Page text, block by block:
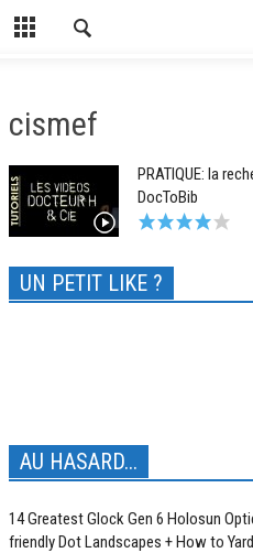
cismef
PRATIQUE: la
DocToBib
UN PETIT LIKE ?
AU HASARD...
14 Greatest Glock Gen 6 Holosun
friendly Dot Landscapes + How to